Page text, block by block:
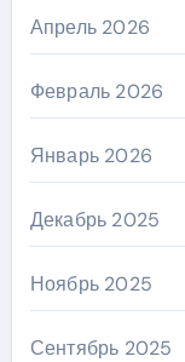
Апрель 2026
Февраль 2026
Январь 2026
Декабрь 2025
Ноябрь 2025
Сентябрь 2025